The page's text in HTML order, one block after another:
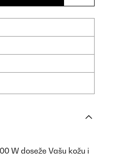
W doseže Vašu kožu i